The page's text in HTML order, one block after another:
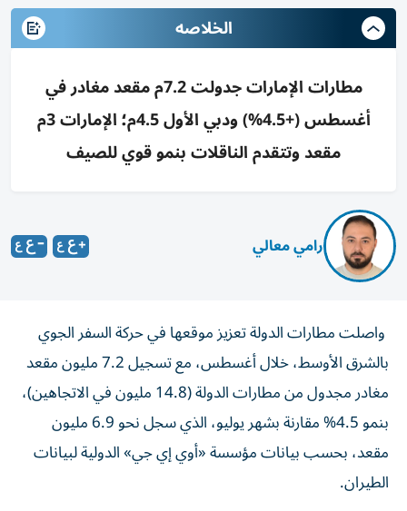
الخلاصه
مطارات الإمارات جدولت 7.2م مقعد مغادر في
أغسطس (+4.5%) ودبي الأول 4.5م؛ الإمارات 3م
مقعد وتتقدم الناقلات بنمو قوي للصيف
رامي معالي
واصلت مطارات الدولة تعزيز موقعها في حركة السفر الجوي
بالشرق الأوسط، خلال أغسطس، مع تسجيل 7.2 مليون مقعد
مغادر مجدول من مطارات الدولة (14.8 مليون في الاتجاهين)،
بنمو 4.5% مقارنة بشهر يوليو، الذي سجل نحو 6.9 مليون
مقعد، بحسب بيانات مؤسسة «أوي إي جي» الدولية لبيانات
الطيران.